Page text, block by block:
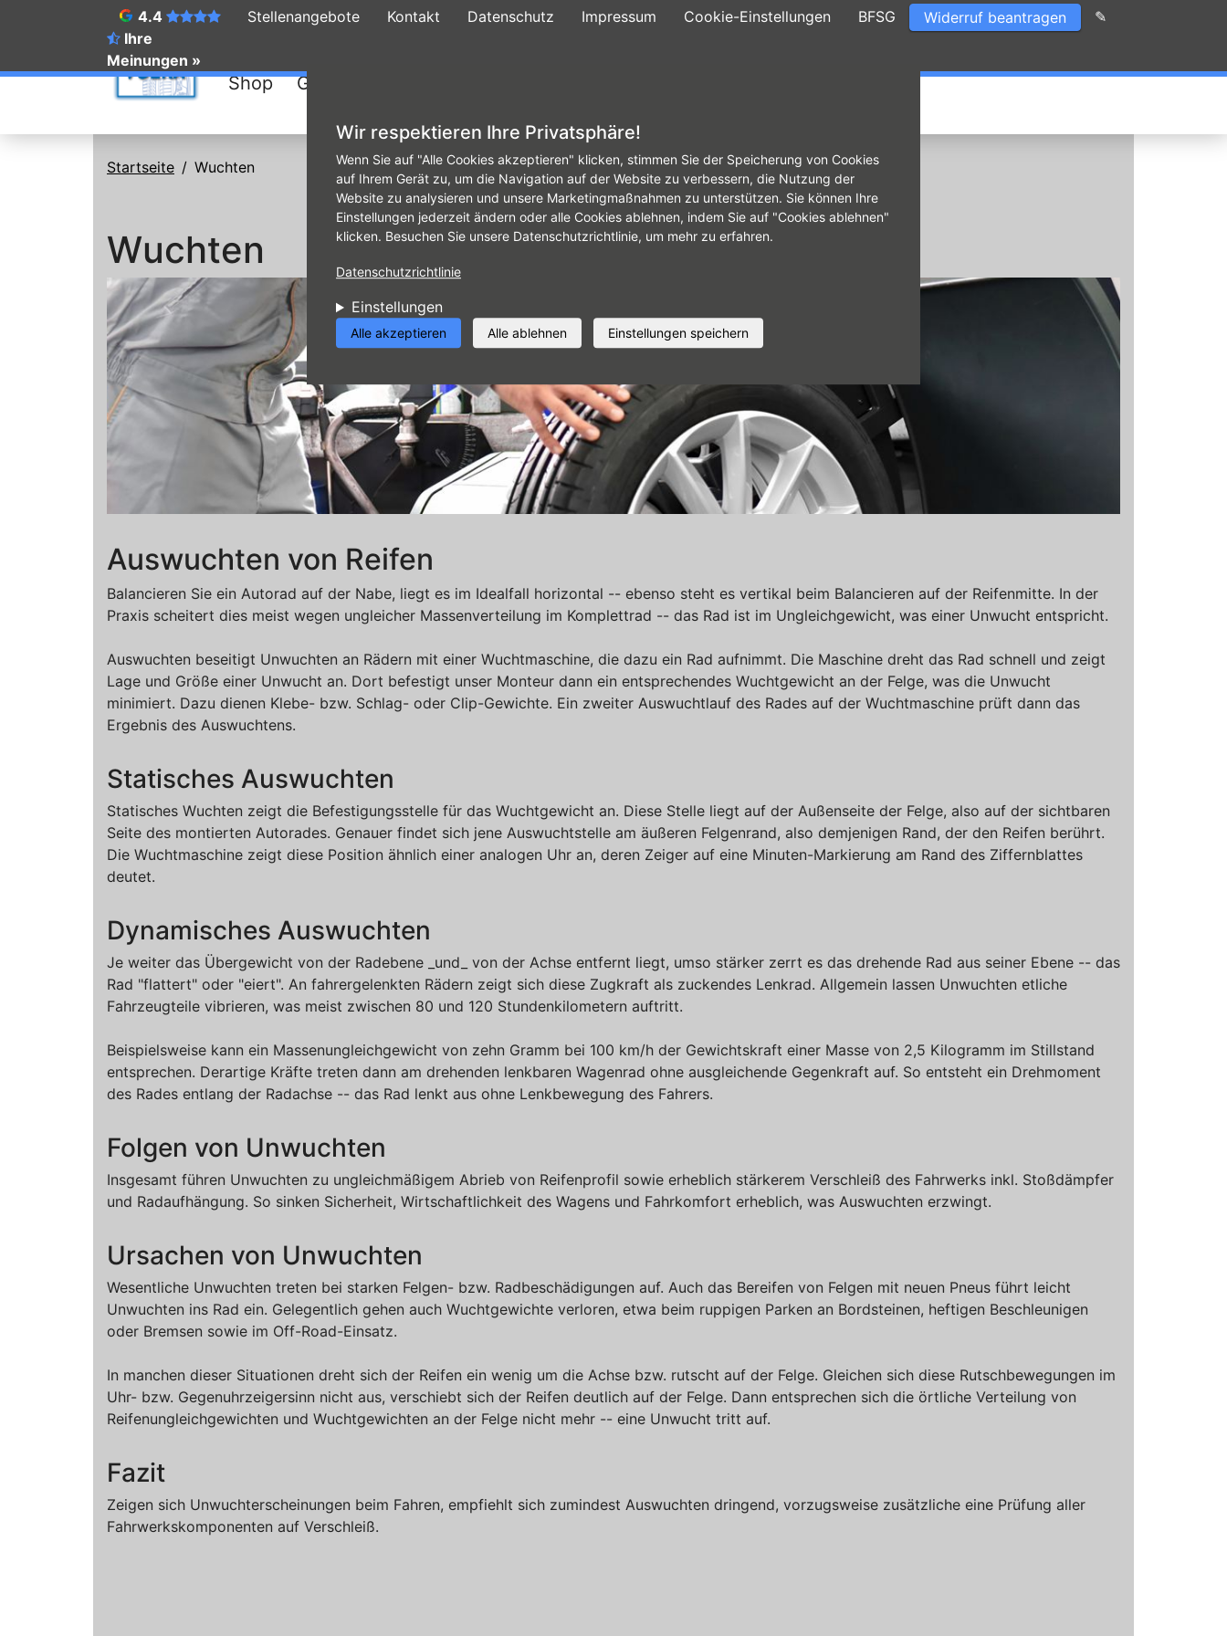
Wir respektieren Ihre Privatsphäre!
Wenn Sie auf "Alle Cookies akzeptieren" klicken, stimmen Sie der Speicherung von Cookies
auf Ihrem Gerät zu, um die Navigation auf der Website zu verbessern, die Nutzung der
Website zu analysieren und unsere Marketingmaßnahmen zu unterstützen. Sie können Ihre
Einstellungen jederzeit ändern oder alle Cookies ablehnen, indem Sie auf "Cookies ablehnen"
klicken. Besuchen Sie unsere Datenschutzrichtlinie, um mehr zu erfahren.
Datenschutzrichtlinie
Einstellungen
Alle akzeptieren Alle ablehnen Einstellungen speichern
Shop Galerie
Stellenangebote Kontakt Datenschutz Impressum Cookie-Einstellungen BFSG Widerruf beantragen ✎
4.4
Ihre
Meinungen »
Startseite Wuchten
Wuchten
Auswuchten von Reifen
Balancieren Sie ein Autorad auf der Nabe, liegt es im Idealfall horizontal -- ebenso steht es vertikal beim Balancieren auf der Reifenmitte. In der
Praxis scheitert dies meist wegen ungleicher Massenverteilung im Komplettrad -- das Rad ist im Ungleichgewicht, was einer Unwucht entspricht.
Auswuchten beseitigt Unwuchten an Rädern mit einer Wuchtmaschine, die dazu ein Rad aufnimmt. Die Maschine dreht das Rad schnell und zeigt
Lage und Größe einer Unwucht an. Dort befestigt unser Monteur dann ein entsprechendes Wuchtgewicht an der Felge, was die Unwucht
minimiert. Dazu dienen Klebe- bzw. Schlag- oder Clip-Gewichte. Ein zweiter Auswuchtlauf des Rades auf der Wuchtmaschine prüft dann das
Ergebnis des Auswuchtens.
Statisches Auswuchten
Statisches Wuchten zeigt die Befestigungsstelle für das Wuchtgewicht an. Diese Stelle liegt auf der Außenseite der Felge, also auf der sichtbaren
Seite des montierten Autorades. Genauer findet sich jene Auswuchtstelle am äußeren Felgenrand, also demjenigen Rand, der den Reifen berührt.
Die Wuchtmaschine zeigt diese Position ähnlich einer analogen Uhr an, deren Zeiger auf eine Minuten-Markierung am Rand des Ziffernblattes
deutet.
Dynamisches Auswuchten
Je weiter das Übergewicht von der Radebene _und_ von der Achse entfernt liegt, umso stärker zerrt es das drehende Rad aus seiner Ebene -- das
Rad "flattert" oder "eiert". An fahrergelenkten Rädern zeigt sich diese Zugkraft als zuckendes Lenkrad. Allgemein lassen Unwuchten etliche
Fahrzeugteile vibrieren, was meist zwischen 80 und 120 Stundenkilometern auftritt.
Beispielsweise kann ein Massenungleichgewicht von zehn Gramm bei 100 km/h der Gewichtskraft einer Masse von 2,5 Kilogramm im Stillstand
entsprechen. Derartige Kräfte treten dann am drehenden lenkbaren Wagenrad ohne ausgleichende Gegenkraft auf. So entsteht ein Drehmoment
des Rades entlang der Radachse -- das Rad lenkt aus ohne Lenkbewegung des Fahrers.
Folgen von Unwuchten
Insgesamt führen Unwuchten zu ungleichmäßigem Abrieb von Reifenprofil sowie erheblich stärkerem Verschleiß des Fahrwerks inkl. Stoßdämpfer
und Radaufhängung. So sinken Sicherheit, Wirtschaftlichkeit des Wagens und Fahrkomfort erheblich, was Auswuchten erzwingt.
Ursachen von Unwuchten
Wesentliche Unwuchten treten bei starken Felgen- bzw. Radbeschädigungen auf. Auch das Bereifen von Felgen mit neuen Pneus führt leicht
Unwuchten ins Rad ein. Gelegentlich gehen auch Wuchtgewichte verloren, etwa beim ruppigen Parken an Bordsteinen, heftigen Beschleunigen
oder Bremsen sowie im Off-Road-Einsatz.
In manchen dieser Situationen dreht sich der Reifen ein wenig um die Achse bzw. rutscht auf der Felge. Gleichen sich diese Rutschbewegungen im
Uhr- bzw. Gegenuhrzeigersinn nicht aus, verschiebt sich der Reifen deutlich auf der Felge. Dann entsprechen sich die örtliche Verteilung von
Reifenungleichgewichten und Wuchtgewichten an der Felge nicht mehr -- eine Unwucht tritt auf.
Fazit
Zeigen sich Unwuchterscheinungen beim Fahren, empfiehlt sich zumindest Auswuchten dringend, vorzugsweise zusätzliche eine Prüfung aller
Fahrwerkskomponenten auf Verschleiß.